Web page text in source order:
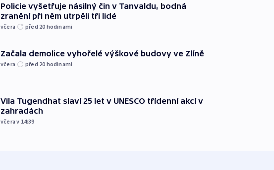
Policie vyšetřuje násilný čin v Tanvaldu, bodná
zranění při něm utrpěli tři lidé
včera před 20 hodinami
Začala demolice vyhořelé výškové budovy ve Zlíně
včera před 20 hodinami
Vila Tugendhat slaví 25 let v UNESCO třídenní akcí v
zahradách
včera v 14:39